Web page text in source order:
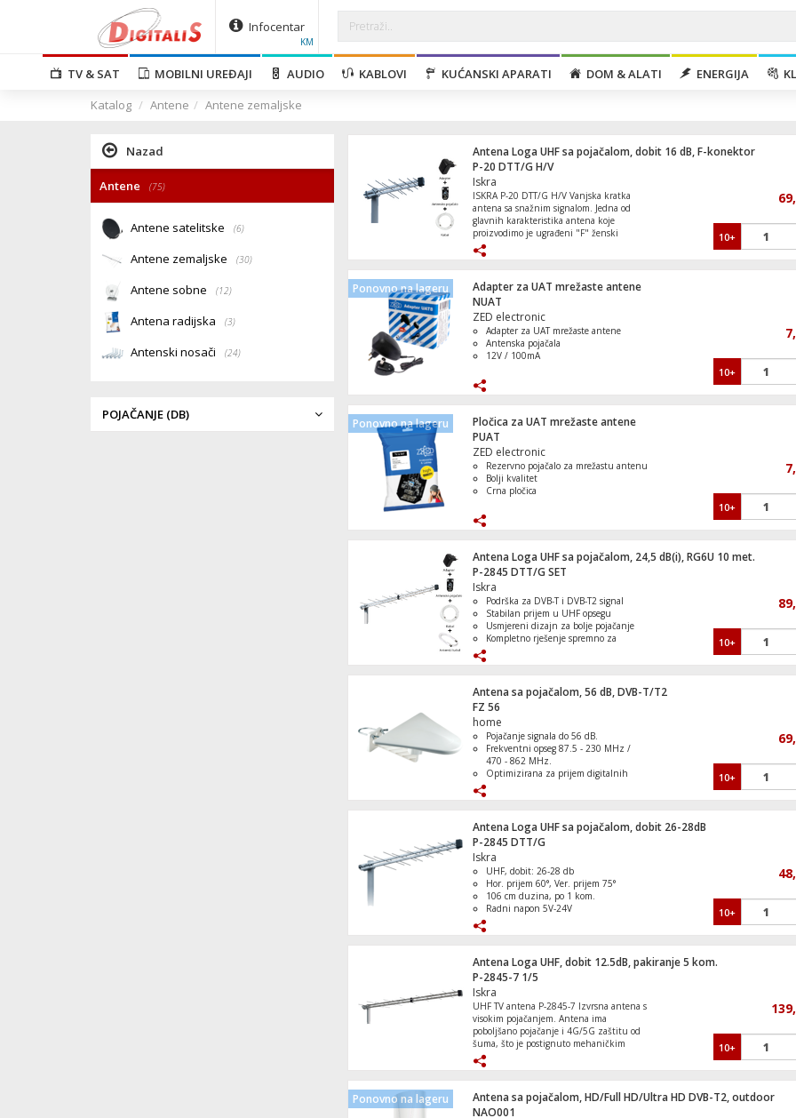
Infocentar
KM
TV & SAT MOBILNI UREĐAJI AUDIO KABLOVI KUĆANSKI APARATI DOM & ALATI ENERGIJA
Katalog
Antene Antene zemaljske
Nazad
Antene (75)
Antene satelitske (6)
Antene zemaljske (30)
Antene sobne (12)
Antena radijska (3)
Antenski nosači (24)
POJAČANJE (DB)
Antena Loga UHF sa pojačalom, dobit 16 dB, F-konektor
P-20 DTT/G H/V
Iskra
ISKRA P-20 DTT/G H/V Vanjska kratka
antena sa snažnim signalom. Jedna od
glavnih karakteristika antena koje
proizvodimo je ugrađeni "F" ženski
konektor, koji omogućava jednostavno
povezivanje koaksijalnog kabla na
antenu. P-20 DTT/G H/V H/V verzija s
ugrađenim pojačalom DIGI-LOG 14VU i
"F" ženskim konektorom. Može se koristiti
za obje polarizacije. • Frekvencijski opseg:
Ch. 5–69 (174–862 MHz) • Pojačanje: 16
dB @ 5–24 V DC • Šum: 2 dB • Napajanje:
25 mA @ 5–24 V DC • Konektor: "F"
ženski Antena s ugrađenim pojačalom
je pojačalo napajano. Može se napajati
putem vanjskog napajanja ili direktno iz
DVB-T prijemnika. Napajanje se dovodi
putem istog koaksijalnog kabla kojim se
prenosi i signal prijema.
10+
Ponovno na lageru
Adapter za UAT mrežaste antene
NUAT
ZED electronic
Adapter za UAT mrežaste antene
Antenska pojačala
12V / 100mA
10+
Ponovno na lageru
Pločica za UAT mrežaste antene
PUAT
ZED electronic
Rezervno pojačalo za mrežastu antenu
Bolji kvalitet
Crna pločica
10+
Antena Loga UHF sa pojačalom, 24,5 dB(i), RG6U 10 met.
P-2845 DTT/G SET
Iskra
Podrška za DVB-T i DVB-T2 signal
Stabilan prijem u UHF opsegu
Usmjereni dizajn za bolje pojačanje
Kompletno rješenje spremno za
Otpornost na vremenske uslove
10+
Antena sa pojačalom, 56 dB, DVB-T/T2
FZ 56
home
Pojačanje signala do 56 dB.
Frekventni opseg 87.5 - 230 MHz /
470 - 862 MHz.
Optimizirana za prijem digitalnih
Impedanca 75 Ω.
Mogućnost montaže na zid ili nosač.
10+
Antena Loga UHF sa pojačalom, dobit 26-28dB
P-2845 DTT/G
Iskra
UHF, dobit: 26-28 db
Hor. prijem 60°, Ver. prijem 75°
106 cm duzina, po 1 kom.
Radni napon 5V-24V
prijemnikom
10+
Antena Loga UHF, dobit 12.5dB, pakiranje 5 kom.
P-2845-7 1/5
Iskra
UHF TV antena P-2845-7 Izvrsna antena s
visokim pojačanjem. Antena ima
poboljšano pojačanje i 4G/5G zaštitu od
šuma, što je postignuto mehaničkim
redizajnom. Pogodna za prijem srednjih i
slabih TV signala na srednjim i velikim
udaljenostima od odašiljača. Osnovna
verzija, bez "F" konektora (koaksijalni
kabel mora se umetnuti u nosač antene i
10+
Ponovno na lageru
Antena sa pojačalom, HD/Full HD/Ultra HD DVB-T2, outdoor
NAO001
Mašina za veš, 1200 obrtaja, 7 kg veša,
Inverter, C
Mikrovalna pećnica, 800W, 20 lit., bijela
Laptop 15.6", AMD Ryzen 5 7520U 2.8
Ugradbena staklokeramička ploča za
Frižider/Zamrzivač, bruto zapremina 330
Daljinski upravljač za Grundig TV
Philips 43''PUS7810 4K QledTitan OS;
10+;Pixel Precise U